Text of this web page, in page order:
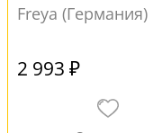
Freya (Германия)
2 993 ₽